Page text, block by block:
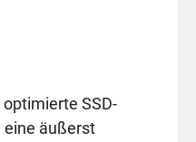
SSD-
eine äußerst